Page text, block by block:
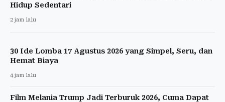
Hidup Sedentari
2 jam lalu
30 Ide Lomba 17 Agustus 2026 yang Simpel, Seru, dan
Hemat Biaya
4 jam lalu
Film Melania Trump Jadi Terburuk 2026, Cuma Dapat